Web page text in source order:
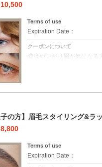
10,500
Terms of use
Expiration Date：
クーポンについて
濃淡や下がり眉が気になる
※長さが必要な施術です。
子の方】眉毛スタイリング&ラ
8,800
Terms of use
Expiration Date：